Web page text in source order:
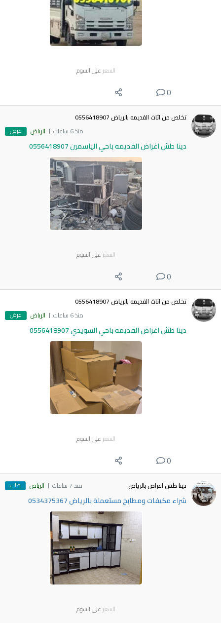
السعر على السوم
0
تخلص من اثاث القديمه بالرياض 0556418907
منذ 6 ساعات
الرياض عرض
دينا طش اغراض القديمه باحي الياسمين 0556418907
السعر على السوم
0
تخلص من اثاث القديمه بالرياض 0556418907
منذ 6 ساعات
الرياض عرض
دينا طش اغراض القديمه باحي السويدي 0556418907
السعر على السوم
0
دينا طش اغراض بالرياض منذ 7 ساعات الرياض طلب
شراء مكيفات ومطابخ مستعملة بالرياض 0534375367
السعر على السوم